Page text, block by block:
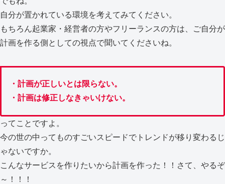
自分が置かれている環境を考えてみてください。
もちろん起業家・経営者の方やフリーランスの方は、ご自分が
計画を作る側としての視点で聞いてくださいね。
・計画が正しいとは限らない。
・計画は修正しなきゃいけない。
ってことですよ。
今の世の中ってものすごいスピードでトレンドが移り変わるじ
ゃないですか。
こんなサービスを作りたいから計画を作った！！さて、やるぞ
～！！！